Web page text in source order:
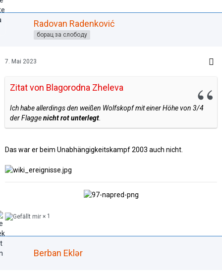
Radovan Radenković
борац за слободу
7. Mai 2023
Zitat von Blagorodna Zheleva
Ich habe allerdings den weißen Wolfskopf mit einer Höhe von 3/4
der Flaggenicht rot unterlegt
Das war er beim Unabhängigkeitskampf 2003 auch nicht.
1
Berban Eklər